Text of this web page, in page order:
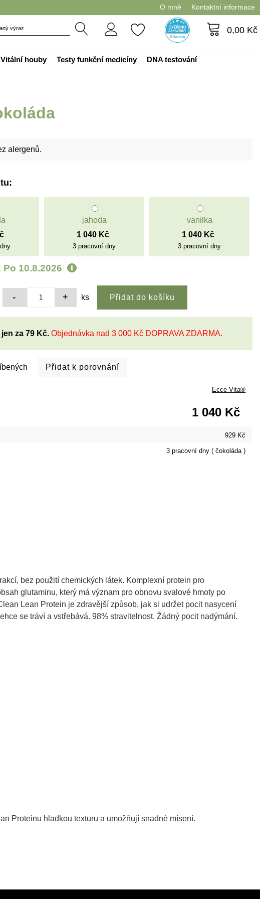
0,00 Kč
O mně Kontaktní informace
Vitální houby Testy funkční medicíny DNA testování
alergenů.
jahoda
1 040 Kč
3 pracovní dny
vanilka
1 040 Kč
3 pracovní dny
Po 10.8.2026
ks
za 79 Kč. Objednávka nad 3 000 Kč DOPRAVA ZDARMA.
Ecce Vita®
1 040 Kč
929 Kč
3 pracovní dny ( čokoláda )
bez použití chemických látek. Komplexní protein pro
glutaminu, který má význam pro obnovu svalové hmoty po
Lean Protein je zdravější způsob, jak si udržet pocit nasycení
se tráví a vstřebává. 98% stravitelnost. Žádný pocit nadýmání.
Proteinu hladkou texturu a umožňují snadné mísení.